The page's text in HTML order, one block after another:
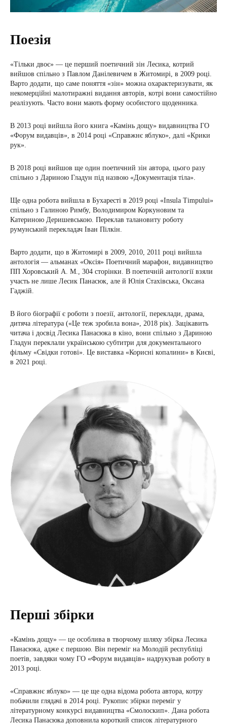
Поезія
«Тільки двоє» — це перший поетичний зін Лесика, котрий
вийшов спільно з Павлом Данілевичем в Житомирі, в 2009 році.
Варто додати, що саме поняття «зін» можна охарактеризувати, як
некомерційні малотиражні видання авторів, котрі вони самостійно
реалізують. Часто вони мають форму особистого щоденника.
В 2013 році вийшла його книга «Камінь дощу» видавництва ГО
«Форум видавців», в 2014 році «Справжнє яблуко», далі «Крики
рук».
В 2018 році вийшов ще один поетичний зін автора, цього разу
спільно з Дариною Гладун під назвою «Документація тіла».
Ще одна робота вийшла в Бухаресті в 2019 році «Insula Timpului»
спільно з Галиною Римбу, Володимиром Коркуновим та
Катериною Деришевською. Переклав талановиту роботу
румунський перекладач Іван Пілкін.
Варто додати, що в Житомирі в 2009, 2010, 2011 році вийшла
антологія — альманах «Оксія» Поетичний марафон, видавництво
ПП Хоровський А. М., 304 сторінки. В поетичній антології взяли
участь не лише Лесик Панасюк, але й Юлія Стахівська, Оксана
Гаджій.
В його біографії є роботи з поезії, антології, переклади, драма,
дитяча література («Це теж зробила вона», 2018 рік). Зацікавить
читача і досвід Лесика Панасюка в кіно, вони спільно з Дариною
Гладун переклали українською субтитри для документального
фільму «Свідки готові». Це виставка «Корисні копалини» в Києві,
в 2021 році.
Перші збірки
«Камінь дощу» — це особлива в творчому шляху збірка Лесика
Панасюка, адже є першою. Він переміг на Молодій республіці
поетів, завдяки чому ГО «Форум видавців» надрукував роботу в
2013 році.
«Справжнє яблуко» — це ще одна відома робота автора, котру
побачили глядачі в 2014 році. Рукопис збірки переміг у
літературному конкурсі видавництва «Смолоскип». Дана робота
Лесика Панасюка доповнила короткий список літературного